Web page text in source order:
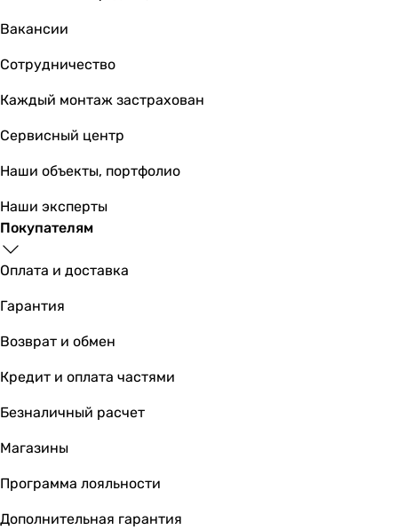
5 290грн
Основные характеристики
унитаз подвесной (под инсталяцию)
унитаз подвесной (под инсталяцию)
унитаз подвесной (под инсталяцию)
унитаз подвесной (под инсталяцию)
унитаз подвесной (под инсталяцию)
Вакансии
Сотрудничество
Каждый монтаж застрахован
Сервисный центр
Наши объекты, портфолио
Наши эксперты
Покупателям
Оплата и доставка
Гарантия
Возврат и обмен
Кредит и оплата частями
Безналичный расчет
Магазины
Программа лояльности
Дополнительная гарантия